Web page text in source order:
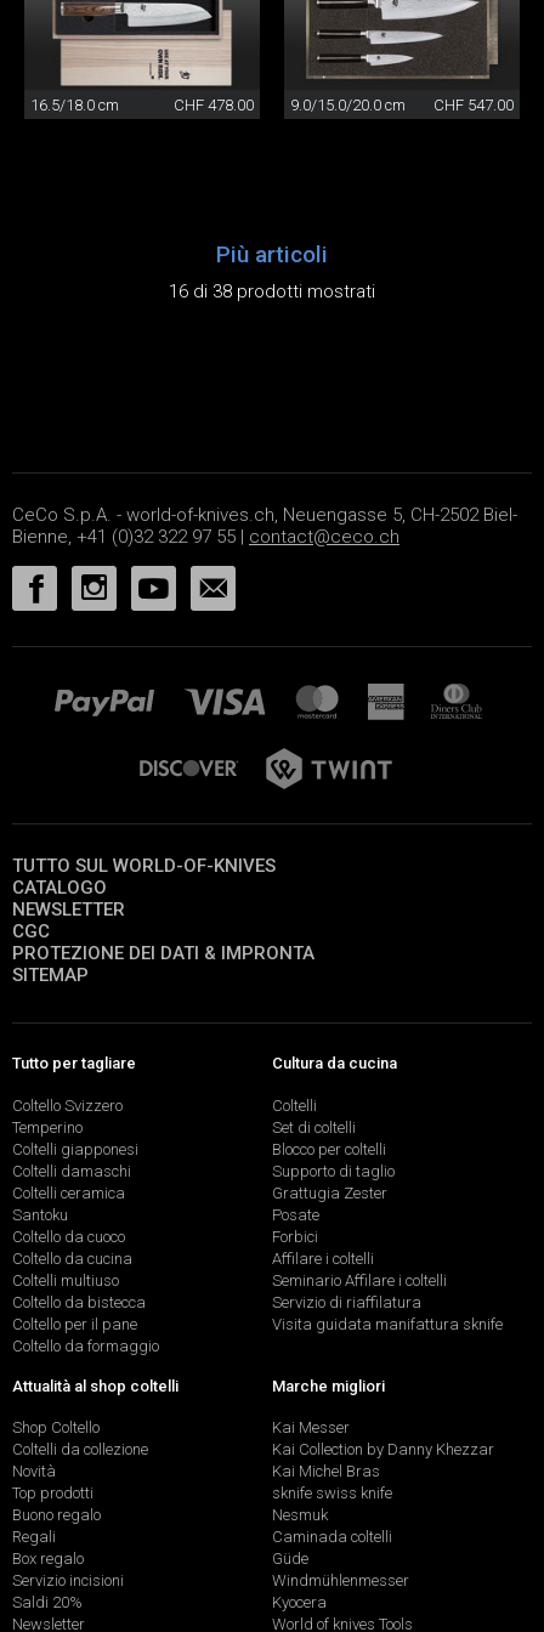
16.5/18.0 cm CHF 478.00 9.0/15.0/20.0 cm CHF 547.00
Più articoli
16 di 38 prodotti mostrati
CeCo S.p.A. - world-of-knives.ch, Neuengasse 5, CH-2502 Biel-
Bienne, +41 (0)32 322 97 55 | contact@ceco.ch
TUTTO SUL WORLD-OF-KNIVES
CATALOGO
NEWSLETTER
CGC
PROTEZIONE DEI DATI & IMPRONTA
SITEMAP
Tutto per tagliare
Coltello Svizzero
Temperino
Coltelli giapponesi
Coltelli damaschi
Coltelli ceramica
Santoku
Coltello da cuoco
Coltello da cucina
Coltelli multiuso
Coltello da bistecca
Coltello per il pane
Coltello da formaggio
Cultura da cucina
Coltelli
Set di coltelli
Blocco per coltelli
Supporto di taglio
Grattugia Zester
Posate
Forbici
Affilare i coltelli
Seminario Affilare i coltelli
Servizio di riaffilatura
Visita guidata manifattura sknife
Attualità al shop coltelli
Shop Coltello
Coltelli da collezione
Novità
Top prodotti
Buono regalo
Regali
Box regalo
Servizio incisioni
Saldi 20%
Newsletter
Marche migliori
Kai Messer
Kai Collection by Danny Khezzar
Kai Michel Bras
sknife swiss knife
Nesmuk
Caminada coltelli
Güde
Windmühlenmesser
Kyocera
World of knives Tools